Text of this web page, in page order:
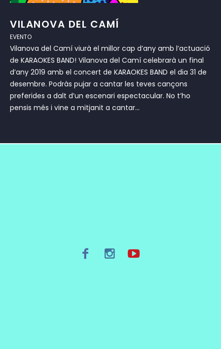
VILANOVA DEL CAMÍ
EVENTO
Vilanova del Camí viurà el millor cap d’any amb l’actuació
de KARAOKES BAND! Vilanova del Camí celebrarà un final
d’any 2019 amb el concert de KARAOKES BAND el dia 31 de
desembre. Podràs pujar a cantar les teves cançons
preferides a dalt d’un escenari espectacular. No t’ho
pensis més i vine a mitjanit a cantar...